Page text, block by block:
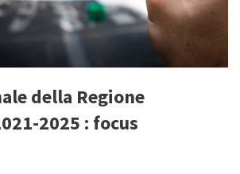
della Regione
2025 : focus